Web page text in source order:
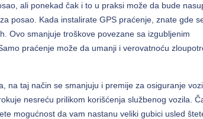
ali ponekad čak i to u praksi može da bude
posao. Kada instalirate GPS praćenje, znate gde
Ovo smanjuje troškove povezane sa izgubljenim
praćenje može da umanji i verovatnoću
na taj način se smanjuju i premije za osiguranje
nesreću prilikom korišćenja službenog vozila.
mogućnost da vam nastanu veliki gubici usled